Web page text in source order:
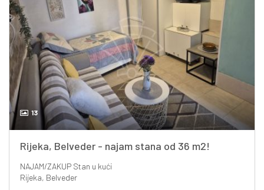
13
Rijeka, Belveder - najam stana od 36 m2!
NAJAM/ZAKUPStan u kući
Rijeka, Belveder